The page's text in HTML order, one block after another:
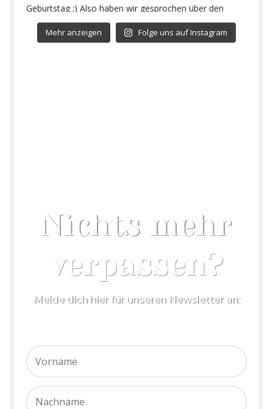
Mehr anzeigen Folge uns auf Instagram
Nichts mehr
verpassen?
Melde dich hier für unseren Newsletter an: